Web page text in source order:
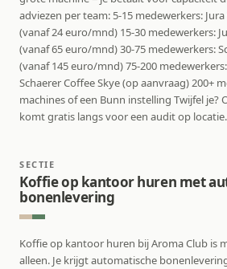
adviezen per team: 5-15 medewerkers: Jura
(vanaf 24 euro/mnd) 15-30 medewerkers:
(vanaf 65 euro/mnd) 30-75 medewerkers:
(vanaf 145 euro/mnd) 75-200
Schaerer Coffee Skye (op aanvraag) 200+
machines of een Bunn instelling Twijfel je?
komt gratis langs voor een audit op
SECTIE
Koffie op kantoor huren met
bonenlevering
Koffie op kantoor huren bij Aroma Club is
alleen. Je krijgt automatische